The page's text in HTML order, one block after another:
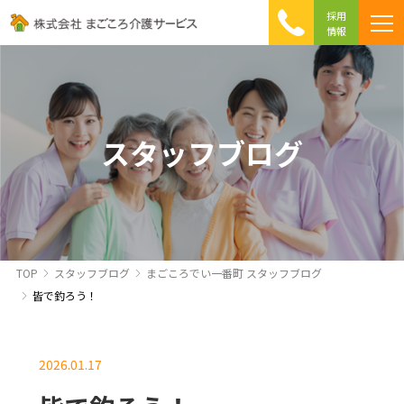
採用
情報
ころ介護の特徴
への取り組み
相談 Q&A
て介護を利用する方へ
スタッフブログ
TOP スタッフブログ
まごころでい一番町 スタッフブログ
皆で釣ろう！
2026.01.17